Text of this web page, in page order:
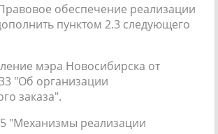
обеспечение реализации
пунктом 2.3 следующего
мэра Новосибирска от
"Об организации
заказа".
5 "Механизмы реализации